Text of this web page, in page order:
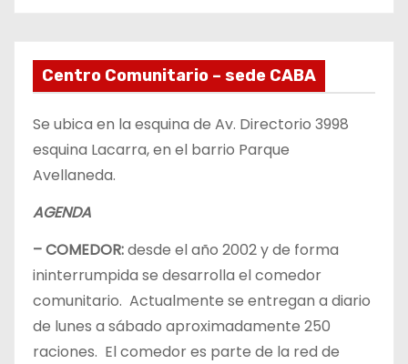
Centro Comunitario – sede CABA
Se ubica en la esquina de Av. Directorio 3998
esquina Lacarra, en el barrio Parque
Avellaneda.
AGENDA
– COMEDOR:desde el año 2002 y de forma
ininterrumpida se desarrolla el comedor
comunitario. Actualmente se entregan a diario
de lunes a sábado aproximadamente 250
raciones. El comedor es parte de la red de